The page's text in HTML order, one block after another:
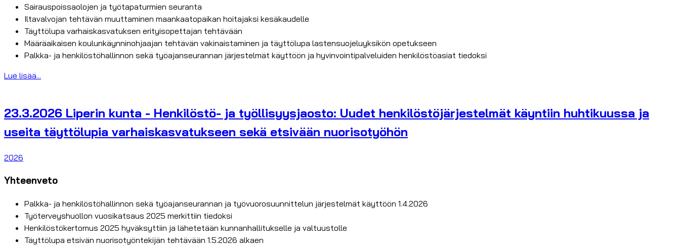
Sairauspoissaolojen ja työtapaturmien seuranta
Iltavalvojan tehtävän muuttaminen maankaatopaikan hoitajaksi kesäkaudelle
Täyttölupa varhaiskasvatuksen erityisopettajan tehtävään
Määräaikaisen koulunkäynninohjaajan tehtävän vakinaistaminen ja täyttölupa lastensuojeluyksikön opetukseen
Palkka- ja henkilöstöhallinnon sekä työajanseurannan järjestelmät käyttöön ja hyvinvointipalveluiden henkilöstöasiat tiedoksi
Lue lisää...
23.3.2026 Liperin kunta - Henkilöstö- ja työllisyysjaosto: Uudet henkilöstöjärjestelmät käyntiin huhtikuussa ja
useita täyttölupia varhaiskasvatukseen sekä etsivään nuorisotyöhön
2026
Yhteenveto
Palkka- ja henkilöstöhallinnon sekä työajanseurannan ja työvuorosuunnittelun järjestelmät käyttöön 1.4.2026
Työterveyshuollon vuosikatsaus 2025 merkittiin tiedoksi
Henkilöstökertomus 2025 hyväksyttiin ja lähetetään kunnanhallitukselle ja valtuustolle
Täyttölupa etsivän nuorisotyöntekijän tehtävään 1.5.2026 alkaen